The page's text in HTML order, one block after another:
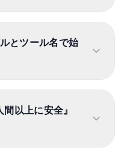
とツール名で始
以上に安全』